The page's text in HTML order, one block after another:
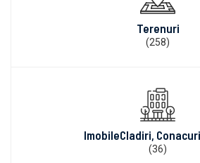
Terenuri
(258)
ImobileCladiri,
(36)